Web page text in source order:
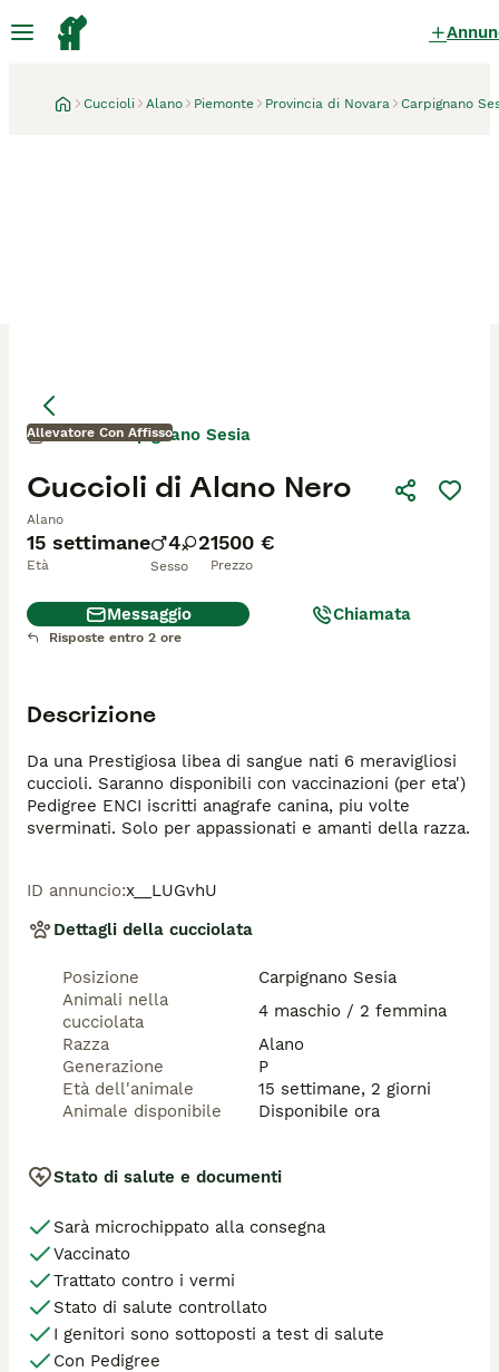
Cuccioli Alano Piemonte Provincia di Novara Carpignano
Allevatore Con Affisso
15 settimane
Età
4 2
Sesso
1500 €
Prezzo
Cuccioli di Alano Nero
Alano
1 mese Carpignano Sesia
Messaggio Chiamata
Risposte entro 2 ore
Descrizione
Da una Prestigiosa libea di sangue nati 6 meravigliosi
cuccioli. Saranno disponibili con vaccinazioni (per eta')
Pedigree ENCI iscritti anagrafe canina, piu volte
sverminati. Solo per appassionati e amanti della razza.
ID annuncio:x__LUGvhU
Dettagli della cucciolata
Posizione
Carpignano Sesia
Animali nella
cucciolata
4 maschio / 2 femmina
Razza
Alano
Generazione
P
Età dell'animale
15 settimane, 2 giorni
Animale disponibile
Disponibile ora
Stato di salute e documenti
Sarà microchippato alla consegna
Vaccinato
Trattato contro i vermi
Stato di salute controllato
I genitori sono sottoposti a test di salute
Con Pedigree